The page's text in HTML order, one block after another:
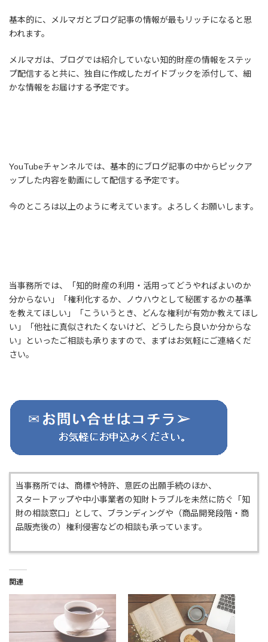
基本的に、メルマガとブログ記事の情報が最もリッチになると思
われます。
メルマガは、ブログでは紹介していない知的財産の情報をステッ
プ配信すると共に、独自に作成したガイドブックを添付して、細
かな情報をお届けする予定です。
YouTubeチャンネルでは、基本的にブログ記事の中からピックア
ップした内容を動画にして配信する予定です。
今のところは以上のように考えています。よろしくお願いします。
当事務所では、「知的財産の利用・活用ってどうやればよいのか
分からない」「権利化するか、ノウハウとして秘匿するかの基準
を教えてほしい」「こういうとき、どんな権利が有効か教えてほし
い」「他社に真似されたくないけど、どうしたら良いか分からな
い」といったご相談も承りますので、まずはお気軽にご連絡くだ
さい。
当事務所では、商標や特許、意匠の出願手続のほか、
スタートアップや中小事業者の知財トラブルを未然に防ぐ「知
財の相談窓口」として、ブランディングや（商品開発段階・商
品販売後の）権利侵害などの相談も承っています。
関連